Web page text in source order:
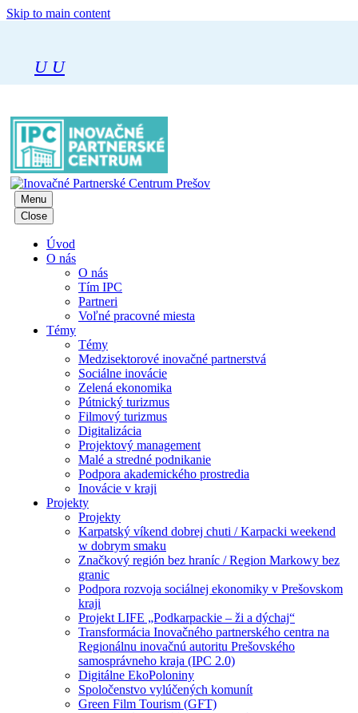
Skip to main content
U U
Menu
Close
Úvod
O nás
O nás
Tím IPC
Partneri
Voľné pracovné miesta
Témy
Témy
Medzisektorové inovačné partnerstvá
Sociálne inovácie
Zelená ekonomika
Pútnický turizmus
Filmový turizmus
Digitalizácia
Projektový management
Malé a stredné podnikanie
Podpora akademického prostredia
Inovácie v kraji
Projekty
Projekty
Karpatský víkend dobrej chuti / Karpacki weekend
w dobrym smaku
Značkový región bez hraníc / Region Markowy bez
granic
Podpora rozvoja sociálnej ekonomiky v Prešovskom
kraji
Projekt LIFE „Podkarpackie – ži a dýchaj“
Transformácia Inovačného partnerského centra na
Regionálnu inovačnú autoritu Prešovského
samosprávneho kraja (IPC 2.0)
Digitálne EkoPoloniny
Spoločenstvo vylúčených komunít
Green Film Tourism (GFT)